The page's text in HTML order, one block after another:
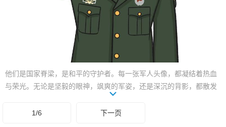
他们是国家脊梁，是和平的守护者。每一张军人头像，都凝结着热血
与荣光。无论是坚毅的眼神，飒爽的军姿，还是深沉的背影，都散发
着独特的魅力。选择你的专属图腾，致敬那些无私奉献的英雄。让这
份力量与荣耀，也在你的头像中闪耀。
1/6 下一页